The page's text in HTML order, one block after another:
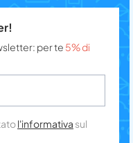
per te 5% di
l'informativa sul